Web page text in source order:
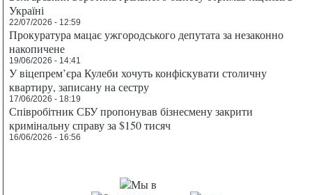
Україні
22/07/2026 - 12:59
Прокуратура мацає ужгородського депутата за незаконно
накопичене
19/06/2026 - 14:41
У віцепрем’єра Кулеби хочуть конфіскувати столичну
квартиру, записану на сестру
17/06/2026 - 18:19
Співробітник СБУ пропонував бізнесмену закрити
кримінальну справу за $150 тисяч
16/06/2026 - 16:56